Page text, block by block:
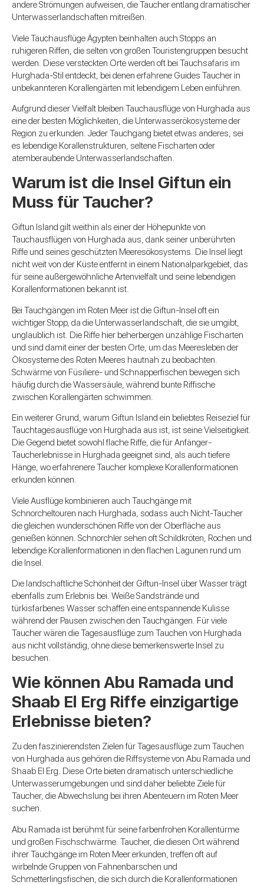
andere Strömungen aufweisen, die Taucher entlang dramatischer
Unterwasserlandschaften mitreißen.
Viele Tauchausflüge Ägypten beinhalten auch Stopps an
ruhigeren Riffen, die selten von großen Touristengruppen besucht
werden. Diese versteckten Orte werden oft bei Tauchsafaris im
Hurghada-Stil entdeckt, bei denen erfahrene Guides Taucher in
unbekannteren Korallengärten mit lebendigem Leben einführen.
Aufgrund dieser Vielfalt bleiben Tauchausflüge von Hurghada aus
eine der besten Möglichkeiten, die Unterwasserökosysteme der
Region zu erkunden. Jeder Tauchgang bietet etwas anderes, sei
es lebendige Korallenstrukturen, seltene Fischarten oder
atemberaubende Unterwasserlandschaften.
Warum ist die Insel Giftun ein
Muss für Taucher?
Giftun Island gilt weithin als einer der Höhepunkte von
Tauchausflügen von Hurghada aus, dank seiner unberührten
Riffe und seines geschützten Meeresökosystems. Die Insel liegt
nicht weit von der Küste entfernt in einem Nationalparkgebiet, das
für seine außergewöhnliche Artenvielfalt und seine lebendigen
Korallenformationen bekannt ist.
Bei Tauchgängen im Roten Meer ist die Giftun-Insel oft ein
wichtiger Stopp, da die Unterwasserlandschaft, die sie umgibt,
unglaublich ist. Die Riffe hier beherbergen unzählige Fischarten
und sind damit einer der besten Orte, um das Meeresleben der
Ökosysteme des Roten Meeres hautnah zu beobachten.
Schwärme von Füsiliere- und Schnapperfischen bewegen sich
häufig durch die Wassersäule, während bunte Riffische
zwischen Korallengärten schwimmen.
Ein weiterer Grund, warum Giftun Island ein beliebtes Reiseziel für
Tauchtagesausflüge von Hurghada aus ist, ist seine Vielseitigkeit.
Die Gegend bietet sowohl flache Riffe, die für Anfänger-
Taucherlebnisse in Hurghada geeignet sind, als auch tiefere
Hänge, wo erfahrenere Taucher komplexe Korallenformationen
erkunden können.
Viele Ausflüge kombinieren auch Tauchgänge mit
Schnorcheltouren nach Hurghada, sodass auch Nicht-Taucher
die gleichen wunderschönen Riffe von der Oberfläche aus
genießen können. Schnorchler sehen oft Schildkröten, Rochen und
lebendige Korallenformationen in den flachen Lagunen rund um
die Insel.
Die landschaftliche Schönheit der Giftun-Insel über Wasser trägt
ebenfalls zum Erlebnis bei. Weiße Sandstrände und
türkisfarbenes Wasser schaffen eine entspannende Kulisse
während der Pausen zwischen den Tauchgängen. Für viele
Taucher wären die Tagesausflüge zum Tauchen von Hurghada
aus nicht vollständig, ohne diese bemerkenswerte Insel zu
besuchen.
Wie können Abu Ramada und
Shaab El Erg Riffe einzigartige
Erlebnisse bieten?
Zu den faszinierendsten Zielen für Tagesausflüge zum Tauchen
von Hurghada aus gehören die Riffsysteme von Abu Ramada und
Shaab El Erg. Diese Orte bieten dramatisch unterschiedliche
Unterwasserumgebungen und sind daher beliebte Ziele für
Taucher, die Abwechslung bei ihren Abenteuern im Roten Meer
suchen.
Abu Ramada ist berühmt für seine farbenfrohen Korallentürme
und großen Fischschwärme. Taucher, die diesen Ort während
ihrer Tauchgänge im Roten Meer erkunden, treffen oft auf
wirbelnde Gruppen von Fahnenbarschen und
Schmetterlingsfischen, die sich durch die Korallenformationen